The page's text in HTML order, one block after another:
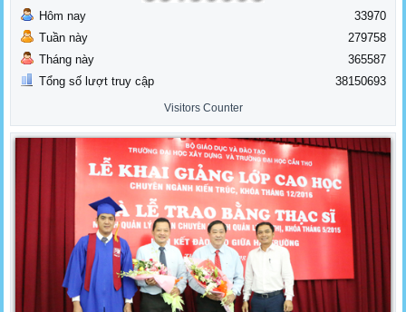
Hôm nay
Tuần này
Tháng này
Tổng số lượt truy cập
33970
279758
365587
38150693
Visitors Counter